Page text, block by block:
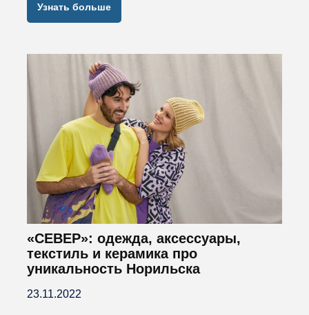
Узнать больше
«СЕВЕР»: одежда, аксессуары,
текстиль и керамика про
уникальность Норильска
23.11.2022